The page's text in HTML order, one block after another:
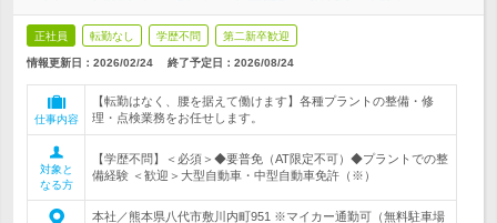
正社員 転勤なし 学歴不問 第二新卒歓迎
情報更新日：2026/02/24 終了予定日： 2026/08/24
仕事内容
【転勤はなく、腰を据えて働けます】各種プラントの整備・修
理・点検業務をお任せします。
対象と
なる方
【学歴不問】＜必須＞◆要普免（AT限定不可）◆プラントでの整
備経験 ＜歓迎＞大型自動車・中型自動車免許（※）
本社／熊本県八代市敷川内町951 ※マイカー通勤可（無料駐車場